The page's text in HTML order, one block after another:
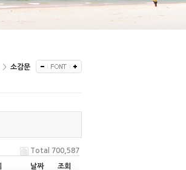
> 소감문
Total 700,587
날짜 조회